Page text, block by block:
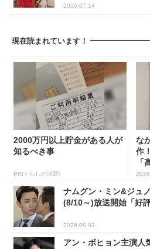
2026.07.14
現在読まれています！
2000万円以上貯金がある人が
知るべき事
PR(くらしの話題)
な
作
「
ナムグン・ミン&ジュ
(8/10～)放送開始「好
2026.08.03
アン・ボヒョン主演人